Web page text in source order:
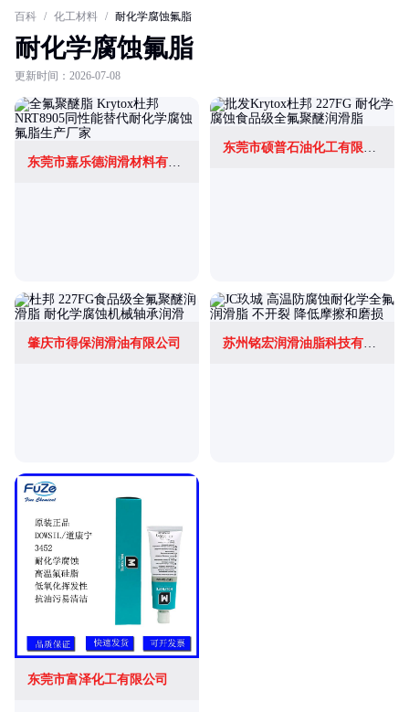
百科 / 化工材料 / 耐化学腐蚀氟脂
耐化学腐蚀氟脂
更新时间：2026-07-08
东莞市嘉乐德润滑材料有限公司
东莞市硕普石油化工有限公司
肇庆市得保润滑油有限公司 苏州铭宏润滑油脂科技有限公司
东莞市富泽化工有限公司